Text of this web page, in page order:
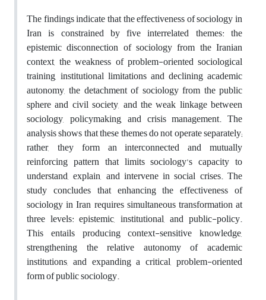
The findings indicate that the effectiveness of sociology in
Iran is constrained by five interrelated themes: the
epistemic disconnection of sociology from the Iranian
context, the weakness of problem-oriented sociological
training, institutional limitations and declining academic
autonomy, the detachment of sociology from the public
sphere and civil society, and the weak linkage between
sociology, policymaking, and crisis management. The
analysis shows that these themes do not operate separately;
rather, they form an interconnected and mutually
reinforcing pattern that limits sociology’s capacity to
understand, explain, and intervene in social crises. The
study concludes that enhancing the effectiveness of
sociology in Iran requires simultaneous transformation at
three levels: epistemic, institutional, and public-policy.
This entails producing context-sensitive knowledge,
strengthening the relative autonomy of academic
institutions, and expanding a critical, problem-oriented
form of public sociology.